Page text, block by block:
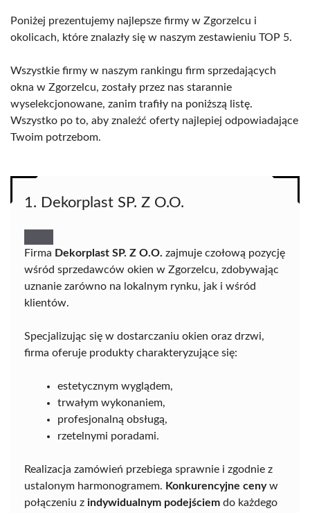
Poniżej prezentujemy najlepsze firmy w Zgorzelcu i
okolicach, które znalazły się w naszym zestawieniu TOP 5.
Wszystkie firmy w naszym rankingu firm sprzedających
okna w Zgorzelcu, zostały przez nas starannie
wyselekcjonowane, zanim trafiły na poniższą listę.
Wszystko po to, aby znaleźć oferty najlepiej odpowiadające
Twoim potrzebom.
1. Dekorplast SP. Z O.O.
Firma Dekorplast SP. Z O.O. zajmuje czołową pozycję
wśród sprzedawców okien w Zgorzelcu, zdobywając
uznanie zarówno na lokalnym rynku, jak i wśród
klientów.
Specjalizując się w dostarczaniu okien oraz drzwi,
firma oferuje produkty charakteryzujące się:
estetycznym wyglądem,
trwałym wykonaniem,
profesjonalną obsługą,
rzetelnymi poradami.
Realizacja zamówień przebiega sprawnie i zgodnie z
ustalonym harmonogramem. Konkurencyjne cenyw
połączeniu z indywidualnym podejściem do każdego